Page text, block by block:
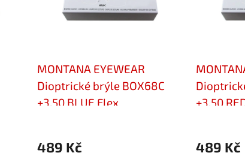
MONTANA EYEWEAR
Dioptrické brýle BOX68C
+3,50 BLUE Flex
489 Kč
+3,50
489 Kč